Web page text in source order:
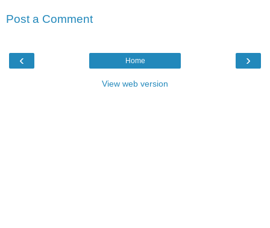
Post a Comment
‹ ›
Home
View web version